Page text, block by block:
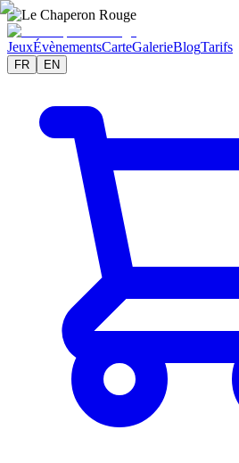
JeuxÉvènementsCarteGalerieBlogTarifs
FR EN